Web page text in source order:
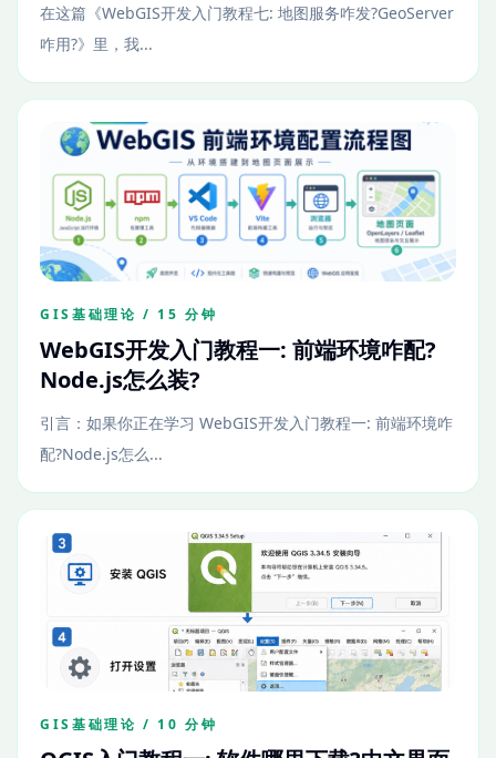
在这篇《WebGIS开发入门教程七: 地图服务咋发?GeoServer
咋用?》里，我...
GIS基础理论 / 15 分钟
WebGIS开发入门教程一: 前端环境咋配?
Node.js怎么装?
引言：如果你正在学习 WebGIS开发入门教程一: 前端环境咋
配?Node.js怎么...
GIS基础理论 / 10 分钟